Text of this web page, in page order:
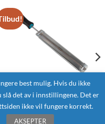
TILBEHØR KJEDESAGER
MAKITA D-70948 Rundfil
4,0 mm med håndtak og
best mulig. Hvis du ikke
slå det av i innstillingene. Det er
ikke vil fungere korrekt.
AKSEPTER